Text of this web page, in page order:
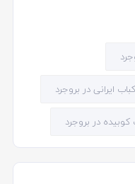
کباب ایرانی در بروجرد
کوبیده در بروجرد